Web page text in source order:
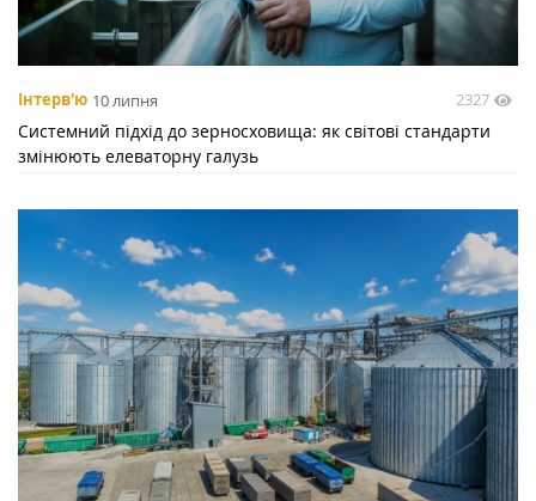
Інтерв'ю 10 липня 2327
Системний підхід до зерносховища: як світові стандарти
змінюють елеваторну галузь